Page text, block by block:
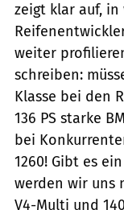
zeigt klar auf,
weiter
schreiben:
Klasse bei den
136 PS starke
bei
1260! Gibt es
werden wir uns
V4-Multi und